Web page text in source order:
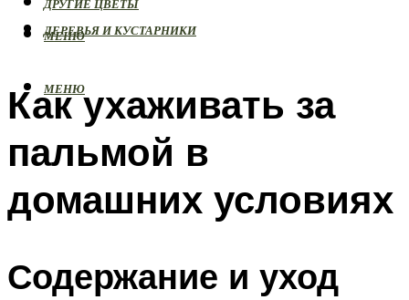
ДРУГИЕ ЦВЕТЫ
ДЕРЕВЬЯ И КУСТАРНИКИ
МЕНЮ
МЕНЮ
Как ухаживать за
пальмой в
домашних условиях
Содержание и уход